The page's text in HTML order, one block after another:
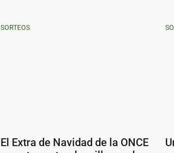
SORTEOS
El Extra de Navidad de la ONCE